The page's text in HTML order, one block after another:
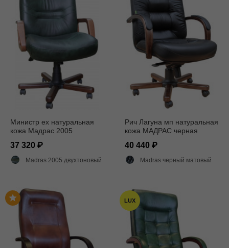
Министр ех натуральная
кожа Мадрас 2005
37 320
Madras 2005 двухтоновый глянец
Рич Лагуна мп натуральная
кожа МАДРАС черная
40 440
Madras черный матовый
LUX